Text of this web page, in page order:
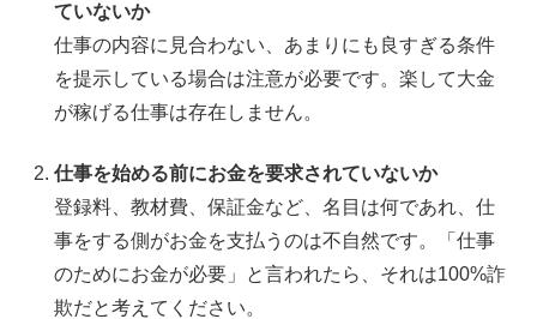
ていないか
仕事の内容に見合わない、あまりにも良すぎる条件
を提示している場合は注意が必要です。楽して大金
が稼げる仕事は存在しません。
仕事を始める前にお金を要求されていないか
登録料、教材費、保証金など、名目は何であれ、仕
事をする側がお金を支払うのは不自然です。「仕事
のためにお金が必要」と言われたら、それは100%詐
欺だと考えてください。